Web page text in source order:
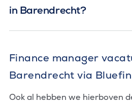
in Barendrecht?
Finance manager
Barendrecht via Bluefin
Ook al hebben we hierboven